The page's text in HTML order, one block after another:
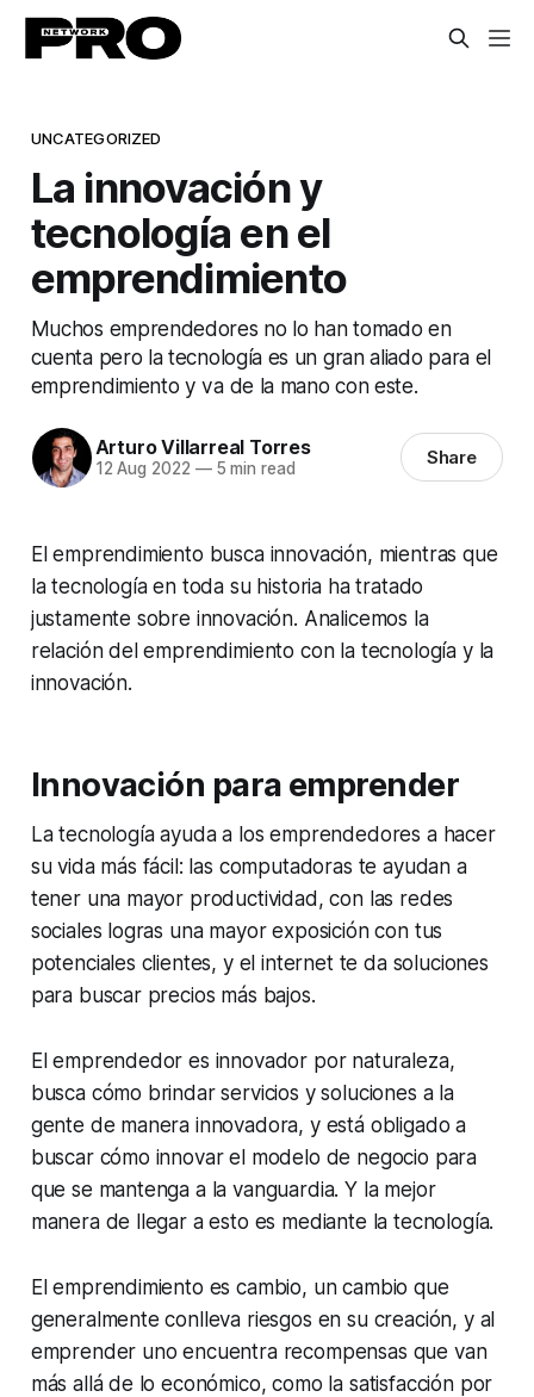
UNCATEGORIZED
La innovación y
tecnología en el
emprendimiento
Muchos emprendedores no lo han tomado en
cuenta pero la tecnología es un gran aliado para el
emprendimiento y va de la mano con este.
Arturo Villarreal Torres
12 Aug 2022 —5 min read Share
El emprendimiento busca innovación, mientras que
la tecnología en toda su historia ha tratado
justamente sobre innovación. Analicemos la
relación del emprendimiento con la tecnología y la
innovación.
Innovación para emprender
La tecnología ayuda a los emprendedores a hacer
su vida más fácil: las computadoras te ayudan a
tener una mayor productividad, con las redes
sociales logras una mayor exposición con tus
potenciales clientes, y el internet te da soluciones
para buscar precios más bajos.
El emprendedor es innovador por naturaleza,
busca cómo brindar servicios y soluciones a la
gente de manera innovadora, y está obligado a
buscar cómo innovar el modelo de negocio para
que se mantenga a la vanguardia. Y la mejor
manera de llegar a esto es mediante la tecnología.
El emprendimiento es cambio, un cambio que
generalmente conlleva riesgos en su creación, y al
emprender uno encuentra recompensas que van
más allá de lo económico, como la satisfacción por